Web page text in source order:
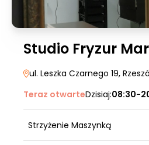
Studio Fryzur
ul. Leszka Czarnego 19,
Teraz otwarteDzisiaj:08:30-
Strzyżenie Maszynką